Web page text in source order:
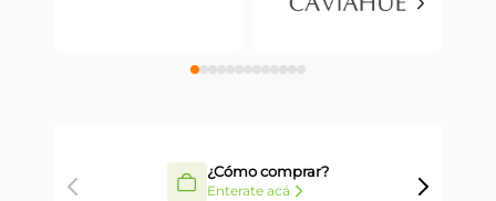
¿Cómo comprar?
Enterate acá